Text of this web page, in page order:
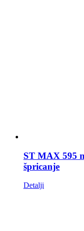
ST MAX 595
špricanje
Detalji